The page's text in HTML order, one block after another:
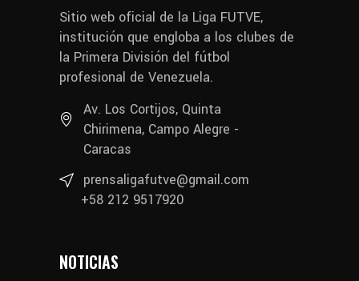
Sitio web oficial de la Liga FUTVE,
institución que engloba a los clubes de
la Primera División del fútbol
profesional de Venezuela.
Av. Los Cortijos, Quinta
Chirimena, Campo Alegre -
Caracas
prensaligafutve@gmail.com
+58 212 9517920
NOTICIAS